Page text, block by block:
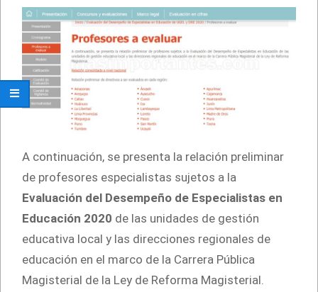
A continuación, se presenta la relación preliminar
de profesores especialistas sujetos a la
Evaluación del Desempeño de Especialistas en
Educación 2020 de las unidades de gestión
educativa local y las direcciones regionales de
educación en el marco de la Carrera Pública
Magisterial de la Ley de Reforma Magisterial.